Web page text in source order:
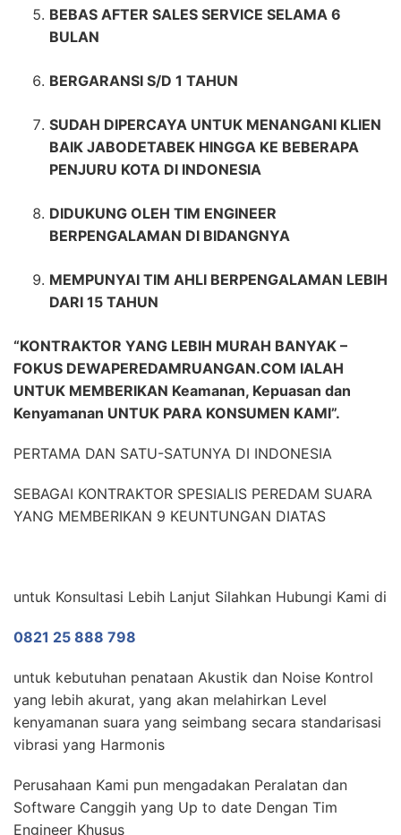
BEBAS AFTER SALES SERVICE SELAMA 6
BULAN
BERGARANSI S/D 1 TAHUN
SUDAH DIPERCAYA UNTUK MENANGANI KLIEN
BAIK JABODETABEK HINGGA KE BEBERAPA
PENJURU KOTA DI INDONESIA
DIDUKUNG OLEH TIM ENGINEER
BERPENGALAMAN DI BIDANGNYA
MEMPUNYAI TIM AHLI BERPENGALAMAN LEBIH
DARI 15 TAHUN
“KONTRAKTOR YANG LEBIH MURAH BANYAK –
FOKUS DEWAPEREDAMRUANGAN.COM IALAH
UNTUK MEMBERIKAN Keamanan, Kepuasan dan
Kenyamanan UNTUK PARA KONSUMEN KAMI”.
PERTAMA DAN SATU-SATUNYA DI INDONESIA
SEBAGAI KONTRAKTOR SPESIALIS PEREDAM SUARA
YANG MEMBERIKAN 9 KEUNTUNGAN DIATAS
untuk Konsultasi Lebih Lanjut Silahkan Hubungi Kami di
0821 25 888 798
untuk kebutuhan penataan Akustik dan Noise Kontrol
yang lebih akurat, yang akan melahirkan Level
kenyamanan suara yang seimbang secara standarisasi
vibrasi yang Harmonis
Perusahaan Kami pun mengadakan Peralatan dan
Software Canggih yang Up to date Dengan Tim
Engineer Khusus